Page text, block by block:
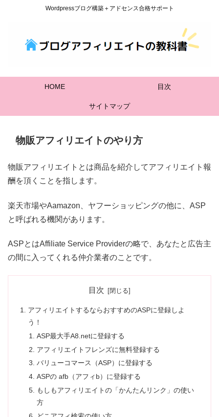
Wordpressブログ構築＋アドセンス合格サポート
HOME 目次
サイトマップ
物販アフィリエイトのやり方
物販アフィリエイトとは商品を紹介してアフィリエイト報
酬を頂くことを指します。
楽天市場やAamazon、ヤフーショッピングの他に、ASP
と呼ばれる機関があります。
ASPとはAffiliate Service Providerの略で、あなたと広告主
の間に入ってくれる仲介業者のことです。
目次
アフィリエイトするならおすすめのASPに登録しよ
う！
ASP最大手A8.netに登録する
アフィリエイトフレンズに無料登録する
バリューコマース（ASP）に登録する
ASPの afb（アフィb）に登録する
もしもアフィリエイトの「かんたんリンク」の使い
方